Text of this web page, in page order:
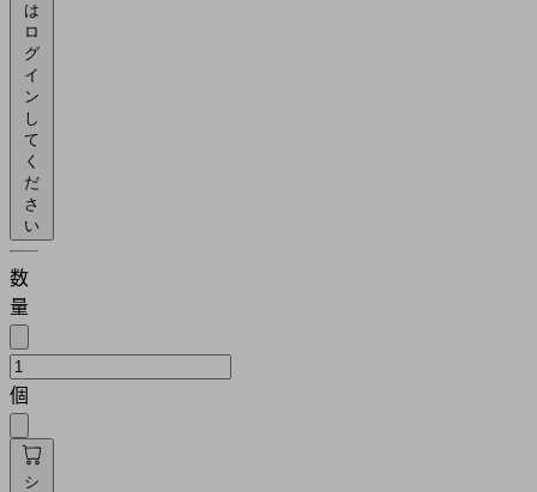
は
ロ
グ
イ
ン
し
て
く
だ
さ
い
数
量
個
シ